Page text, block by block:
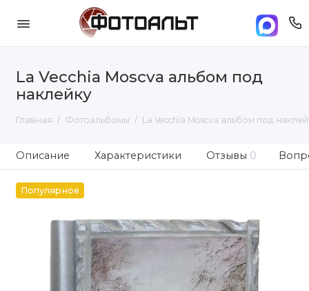
La Vecchia Moscva альбом под
наклейку
Главная Фотоальбомы La Vecchia Moscva альбом под
Описание Характеристики Отзывы 0
Популярное